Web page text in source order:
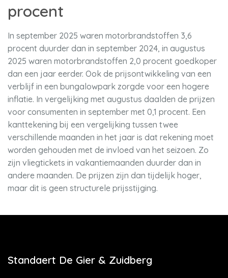
procent
In september 2025 waren motorbrandstoffen 3,6
procent duurder dan in september 2024, in augustus
2025 waren motorbrandstoffen 2,0 procent goedkoper
dan een jaar eerder. Ook de prijsontwikkeling van een
verblijf in een bungalowpark zorgde voor een hogere
inflatie. In vergelijking met augustus daalden de prijzen
voor consumenten in september met 0,1 procent. Een
kanttekening bij een vergelijking tussen twee
verschillende maanden in het jaar is dat rekening moet
worden gehouden met de invloed van het seizoen. Zo
zijn vliegtickets in vakantiemaanden duurder dan in
andere maanden. De prijzen zijn dan tijdelijk hoger,
maar dit is geen structurele prijsstijging.
Standaert De Gier & Zuidberg